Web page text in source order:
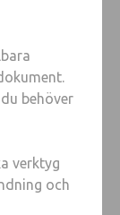
behöver
verktyg
och